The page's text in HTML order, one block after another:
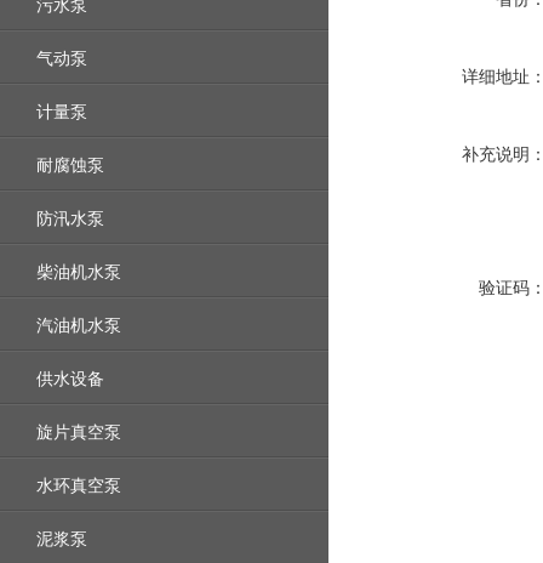
污水泵
气动泵
计量泵
耐腐蚀泵
防汛水泵
柴油机水泵
汽油机水泵
供水设备
旋片真空泵
水环真空泵
泥浆泵
详细地址
补充说明
验证码